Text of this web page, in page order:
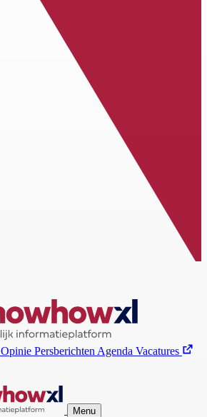
Opinie Persberichten Agenda Vacatures
Menu